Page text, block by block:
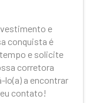
e
conquista é
e solicite
corretora
lo(a) a encontrar
contato!